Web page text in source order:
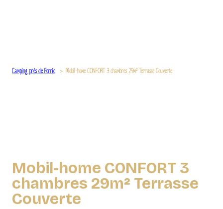
Camping près de Pornic Mobil-home CONFORT 3 chambres 29m² Terrasse Couverte
Mobil-home CONFORT 3
chambres 29m² Terrasse
Couverte